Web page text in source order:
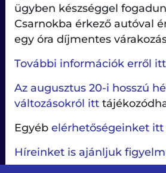
Ügyfélablak
Társaságunkról
Ügyintézés
Írjon nekünk
Kapcsolat
ügyben készséggel
Csarnokba érkező autóval
egy óra díjmentes
További információk erről itt
Az augusztus 20-i hosszú
változásokról itt
Egyéb elérhetőségeinket itt
Híreinket is ajánljuk